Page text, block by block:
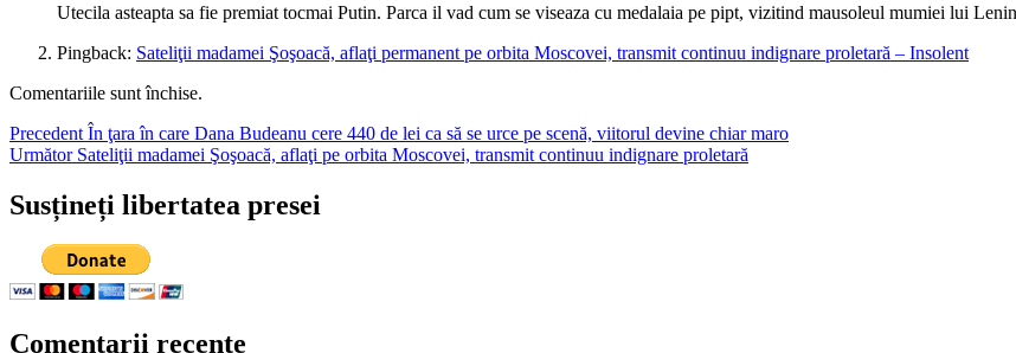
Utecila asteapta sa fie premiat tocmai Putin. Parca il vad cum se viseaza cu medalaia pe pipt, vizitind mausoleul mumiei lui
Pingback: Sateliţii madamei Şoşoacă, aflaţi permanent pe orbita Moscovei, transmit continuu indignare proletară – Insolent
Comentariile sunt închise.
Navigare
în
articole
Precedent Articolul
anterior:
În ţara în care Dana Budeanu cere 440 de lei ca să se urce pe scenă, viitorul devine chiar maro
Următor Articolul
Sateliţii madamei Şoşoacă, aflaţi pe orbita Moscovei, transmit continuu indignare proletară
Susțineți libertatea presei
Comentarii recente